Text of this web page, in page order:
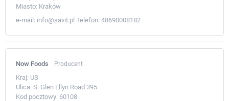
Miasto: Kraków
e-mail: info@savit.pl Telefon: 48690008182
Now Foods Producent
Kraj: US
Ulica: S. Glen Ellyn Road 395
Kod pocztowy: 60108